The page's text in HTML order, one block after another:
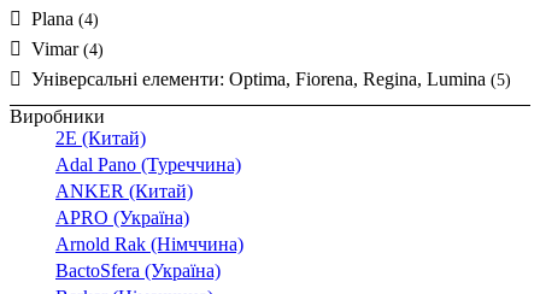
Plana (4)
Vimar (4)
Універсальні елементи: Optima, Fiorena, Regina, Lumina (5)
Виробники
2E (Китай)
Adal Pano (Туреччина)
ANKER (Китай)
APRO (Україна)
Arnold Rak (Німччина)
BactoSfera (Україна)